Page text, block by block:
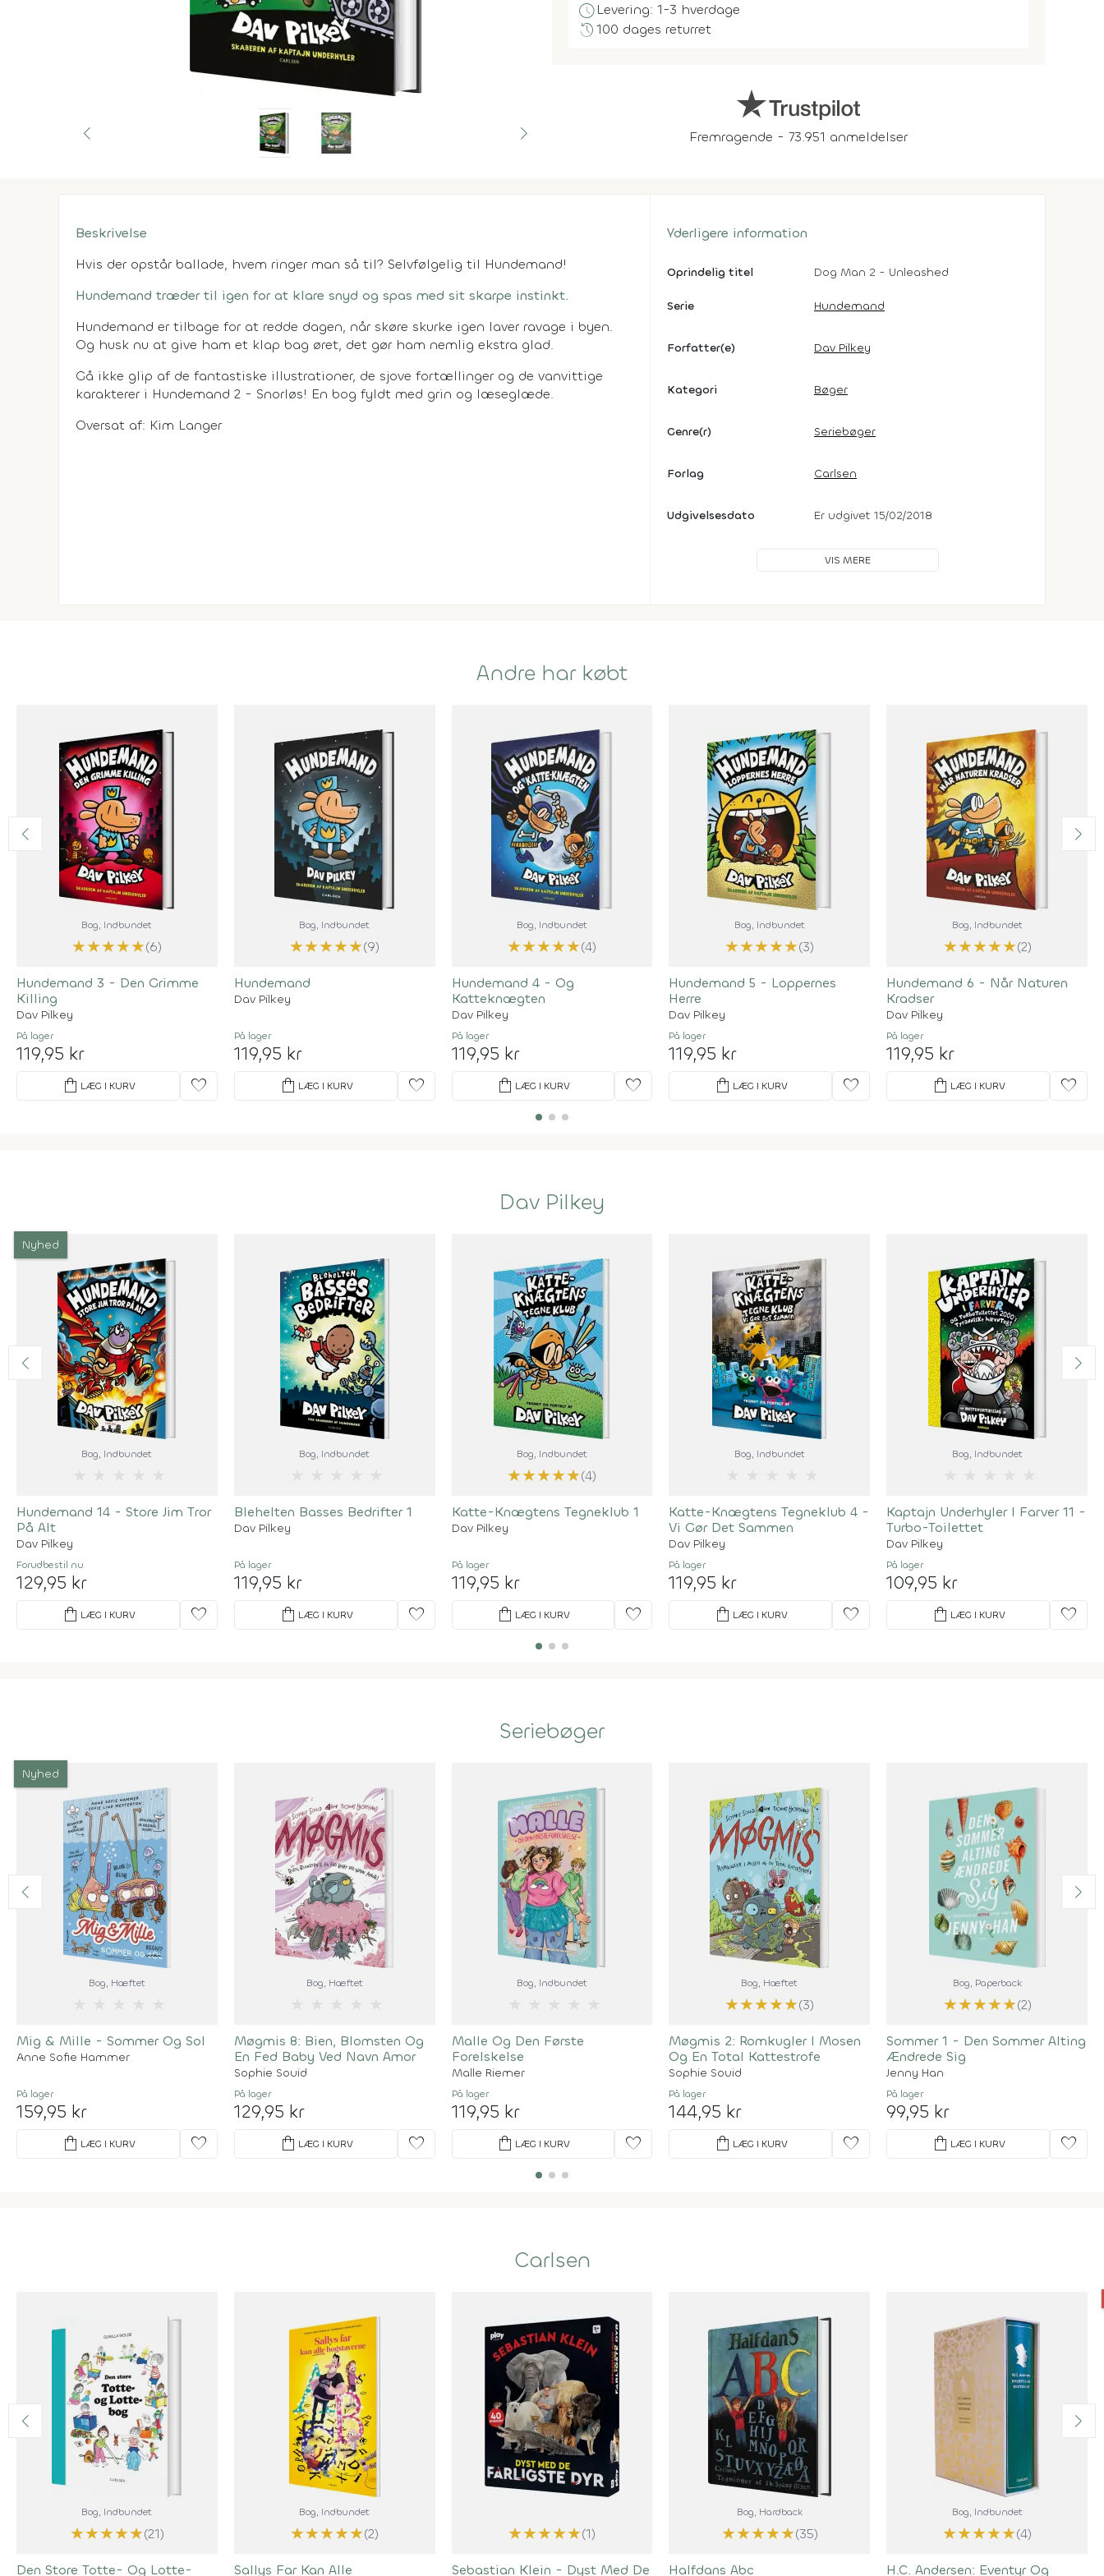
scheduleLevering: 1-3 hverdage
history100 dages returret
Fremragende - 73.951 anmeldelser
Beskrivelse
Hvis der opstår ballade, hvem ringer man så til? Selvfølgelig til Hundemand!
Hundemand træder til igen for at klare snyd og spas med sit skarpe instinkt.
Hundemand er tilbage for at redde dagen, når skøre skurke igen laver ravage i byen.
Og husk nu at give ham et klap bag øret, det gør ham nemlig ekstra glad.
Gå ikke glip af de fantastiske illustrationer, de sjove fortællinger og de vanvittige
karakterer i Hundemand 2 - Snorløs! En bog fyldt med grin og læseglæde.
Oversat af: Kim Langer
Yderligere information
Oprindelig titel Dog Man 2 - Unleashed
Serie Hundemand
Forfatter(e) Dav Pilkey
Kategori Bøger
Genre(r) Seriebøger
Forlag Carlsen
Udgivelsesdato Er udgivet 15/02/2018
VIS MERE
Andre har købt
Bog, Indbundet
★★★★★(6)
Hundemand 3 - Den Grimme
Killing
Dav Pilkey
På lager
119,95 kr
shopping_bag LÆG I KURV favorite
Bog, Indbundet
★★★★★(9)
Hundemand
Dav Pilkey
På lager
119,95 kr
shopping_bag LÆG I KURV favorite
Bog, Indbundet
★★★★★(4)
Hundemand 4 - Og
Katteknægten
Dav Pilkey
På lager
119,95 kr
shopping_bag LÆG I KURV favorite
Bog, Indbundet
★★★★★(3)
Hundemand 5 - Loppernes
Herre
Dav Pilkey
På lager
119,95 kr
shopping_bag LÆG I KURV favorite
Bog, Indbundet
★★★★★(2)
Hundemand 6 - Når Naturen
Kradser
Dav Pilkey
På lager
119,95 kr
shopping_bag LÆG I KURV favorite
Dav Pilkey
Nyhed
Bog, Indbundet
Hundemand 14 - Store Jim Tror
På Alt
Dav Pilkey
Forudbestil nu
129,95 kr
shopping_bag LÆG I KURV favorite
Bog, Indbundet
Blehelten Basses Bedrifter 1
Dav Pilkey
På lager
119,95 kr
shopping_bag LÆG I KURV favorite
Bog, Indbundet
★★★★★(4)
Katte-Knægtens Tegneklub 1
Dav Pilkey
På lager
119,95 kr
shopping_bag LÆG I KURV favorite
Bog, Indbundet
Katte-Knægtens Tegneklub 4 -
Vi Gør Det Sammen
Dav Pilkey
På lager
119,95 kr
shopping_bag LÆG I KURV favorite
Bog, Indbundet
Kaptajn Underhyler I Farver 11 -
Turbo-Toilettet
Dav Pilkey
På lager
109,95 kr
shopping_bag LÆG I KURV favorite
Seriebøger
Nyhed
Bog, Hæftet
Mig & Mille - Sommer Og Sol
Anne Sofie Hammer
På lager
159,95 kr
shopping_bag LÆG I KURV favorite
Bog, Hæftet
Møgmis 8: Bien, Blomsten Og
En Fed Baby Ved Navn Amor
Sophie Souid
På lager
129,95 kr
shopping_bag LÆG I KURV favorite
Bog, Indbundet
Malle Og Den Første
Forelskelse
Malle Riemer
På lager
119,95 kr
shopping_bag LÆG I KURV favorite
Bog, Hæftet
★★★★★(3)
Møgmis 2: Romkugler I Mosen
Og En Total Kattestrofe
Sophie Souid
På lager
144,95 kr
shopping_bag LÆG I KURV favorite
Bog, Paperback
★★★★★(2)
Sommer 1 - Den Sommer Alting
Ændrede Sig
Jenny Han
På lager
99,95 kr
shopping_bag LÆG I KURV favorite
Carlsen
Bog, Indbundet
★★★★★(21)
Den Store Totte- Og Lotte-
Bog, Indbundet
★★★★★(2)
Sallys Far Kan Alle
★★★★★(1)
Sebastian Klein - Dyst Med De
Bog, Hardback
★★★★★(35)
Halfdans Abc
Bog, Indbundet
★★★★★(4)
H.C. Andersen: Eventyr Og